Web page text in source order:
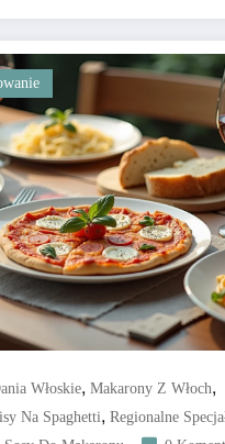
Włoskie, Makarony Z Włoch,
Na Spaghetti, Regionalne